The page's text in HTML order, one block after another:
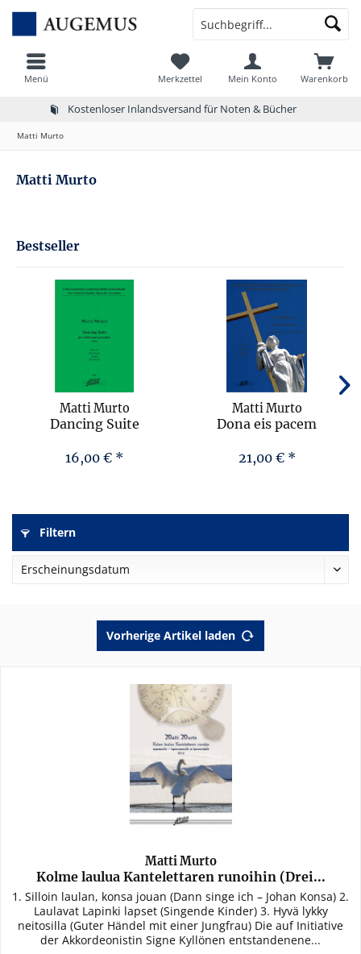
Kostenloser Inlandsversand für Noten & Bücher
Menü Warenkorb
Merkzettel Mein Konto
Matti Murto
Matti Murto
Bestseller
Matti Murto
Dancing Suite
16,00 € *
Matti Murto
Dona eis pacem
accordion)
21,00 € *
Filtern
Vorherige Artikel laden
Matti Murto
Kolme laulua Kantelettaren runoihin (Drei...
1. Silloin laulan, konsa jouan (Dann singe ich – Johan Konsa) 2.
Laulavat Lapinki lapset (Singende Kinder) 3. Hyvä lykky
neitosilla (Guter Händel mit einer Jungfrau) Die auf Initiative
der Akkordeonistin Signe Kyllönen entstandenene...